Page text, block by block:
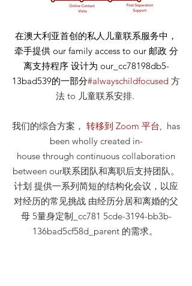
在澳大利亚首创的私人儿童联系服务中，
牵手提供 our family access to our 邮政 分
离支持程序 设计为 our_cc78198db5-
13bad539的一部分#alwayschildfocused 方
法to 儿童联系安排.
我们的综合方案， 转移到 Zoom 平台, has
been wholly created in-
house through continuous collaboration
between our联系团队和离职后支持团队。
计划 提供一系列简短的结构化会议，以应
对经历的常见挑战 由经历分居和离婚的父
母 5量身定制_cc781 5cde-3194-bb3b-
136bad5cf58d_parent 的需求。